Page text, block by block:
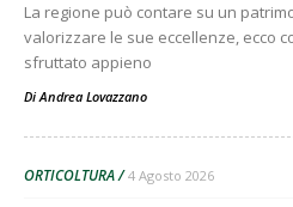
La regione può contare su un
valorizzare le sue eccellenze, ecco
sfruttato appieno
DiAndrea Lovazzano
ORTICOLTURA 4 Agosto 2026